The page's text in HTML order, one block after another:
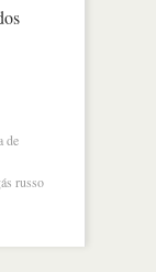
de
russo